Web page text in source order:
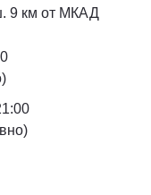
9 км от МКАД